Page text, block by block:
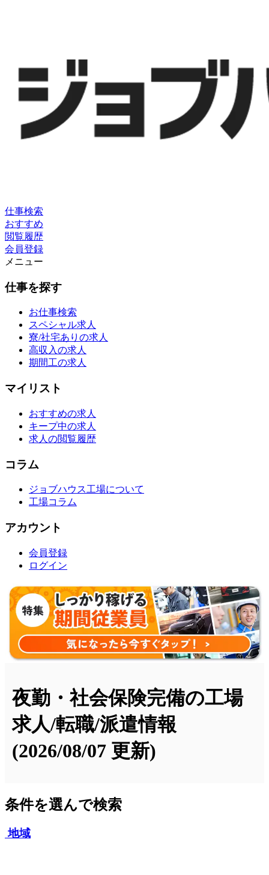
仕事検索
おすすめ
閲覧履歴
会員登録
メニュー
仕事を探す
お仕事検索
スペシャル求人
寮/社宅ありの求人
高収入の求人
期間工の求人
マイリスト
おすすめの求人
キープ中の求人
求人の閲覧履歴
コラム
ジョブハウス工場について
工場コラム
アカウント
会員登録
ログイン
夜勤・社会保険完備の工場
求人/転職/派遣情報
(2026/08/07 更新)
条件を選んで検索
地域